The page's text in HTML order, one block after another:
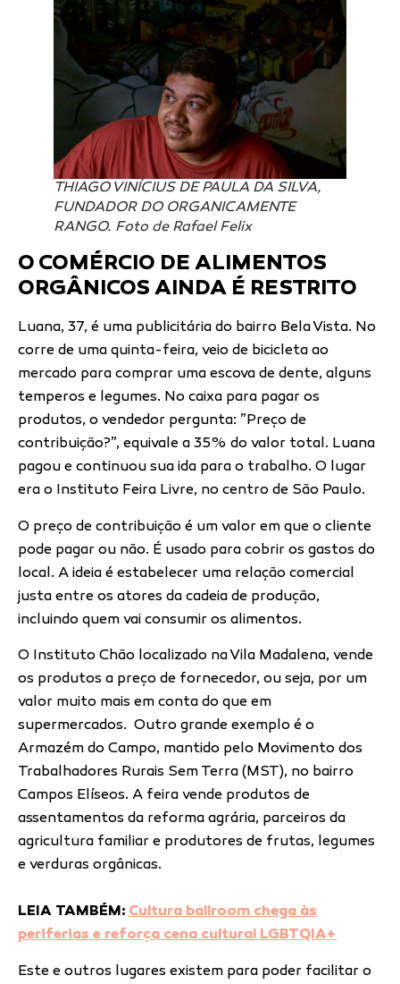
THIAGO VINÍCIUS DE PAULA DA SILVA,
FUNDADOR DO ORGANICAMENTE
RANGO. Foto de Rafael Felix
O COMÉRCIO DE ALIMENTOS
ORGÂNICOS AINDA É RESTRITO
Luana, 37, é uma publicitária do bairro Bela Vista. No
corre de uma quinta-feira, veio de bicicleta ao
mercado para comprar uma escova de dente, alguns
temperos e legumes. No caixa para pagar os
produtos, o vendedor pergunta: ”Preço de
contribuição?”, equivale a 35% do valor total. Luana
pagou e continuou sua ida para o trabalho. O lugar
era o Instituto Feira Livre, no centro de São Paulo.
O preço de contribuição é um valor em que o cliente
pode pagar ou não. É usado para cobrir os gastos do
local. A ideia é estabelecer uma relação comercial
justa entre os atores da cadeia de produção,
incluindo quem vai consumir os alimentos.
O Instituto Chão localizado na Vila Madalena, vende
os produtos a preço de fornecedor, ou seja, por um
valor muito mais em conta do que em
supermercados. Outro grande exemplo é o
Armazém do Campo, mantido pelo Movimento dos
Trabalhadores Rurais Sem Terra (MST), no bairro
Campos Elíseos. A feira vende produtos de
assentamentos da reforma agrária, parceiros da
agricultura familiar e produtores de frutas, legumes
e verduras orgânicas.
LEIA TAMBÉM: Cultura ballroom chega às
periferias e reforça cena cultural LGBTQIA+
Este e outros lugares existem para poder facilitar o